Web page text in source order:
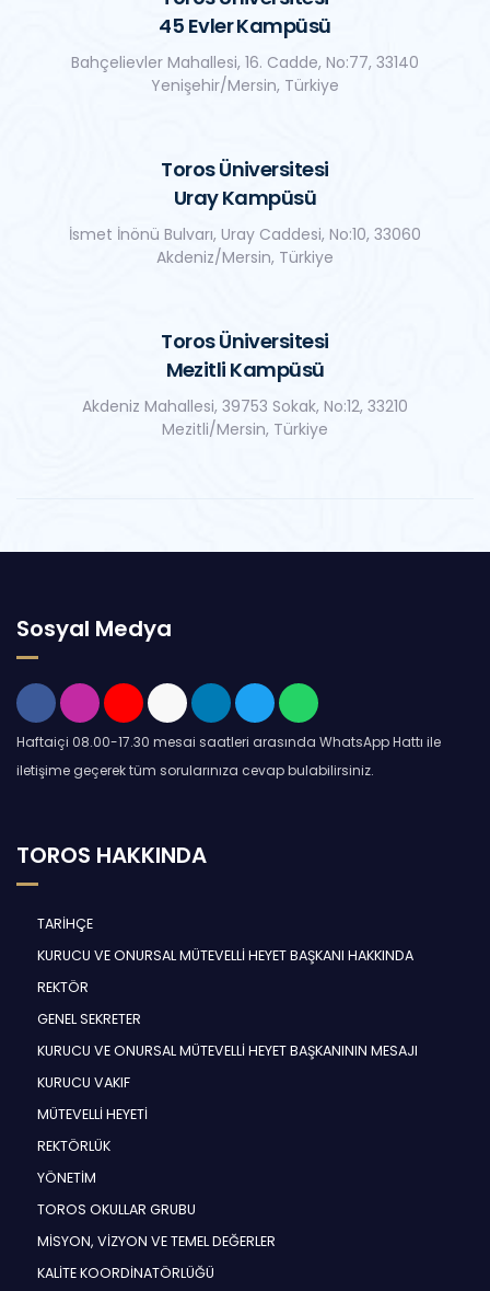
45 Evler Kampüsü
Bahçelievler Mahallesi, 16. Cadde, No:77, 33140
Yenişehir/Mersin, Türkiye
Toros Üniversitesi
Uray Kampüsü
İsmet İnönü Bulvarı, Uray Caddesi, No:10, 33060
Akdeniz/Mersin, Türkiye
Toros Üniversitesi
Mezitli Kampüsü
Akdeniz Mahallesi, 39753 Sokak, No:12, 33210
Mezitli/Mersin, Türkiye
Sosyal Medya
Haftaiçi 08.00-17.30 mesai saatleri arasında WhatsApp Hattı ile
iletişime geçerek tüm sorularınıza cevap bulabilirsiniz.
TOROS HAKKINDA
TARİHÇE
KURUCU VE ONURSAL MÜTEVELLİ HEYET BAŞKANI HAKKINDA
REKTÖR
GENEL SEKRETER
KURUCU VE ONURSAL MÜTEVELLİ HEYET BAŞKANININ MESAJI
KURUCU VAKIF
MÜTEVELLİ HEYETİ
REKTÖRLÜK
YÖNETİM
TOROS OKULLAR GRUBU
MİSYON, VİZYON VE TEMEL DEĞERLER
KALİTE KOORDİNATÖRLÜĞÜ